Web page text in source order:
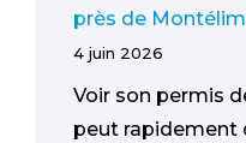
près de
4 juin 2026
Voir son permis
peut rapidement